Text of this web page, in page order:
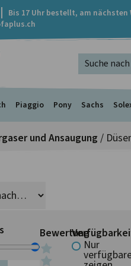
Bis 17 Uhr bestellt, am
Piaggio Pony Sachs
und Ansaugung /
Bewertung
Nur